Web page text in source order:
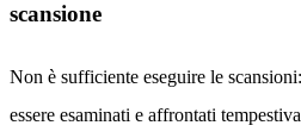
scansione
Non è sufficiente eseguire le
essere esaminati e affrontati